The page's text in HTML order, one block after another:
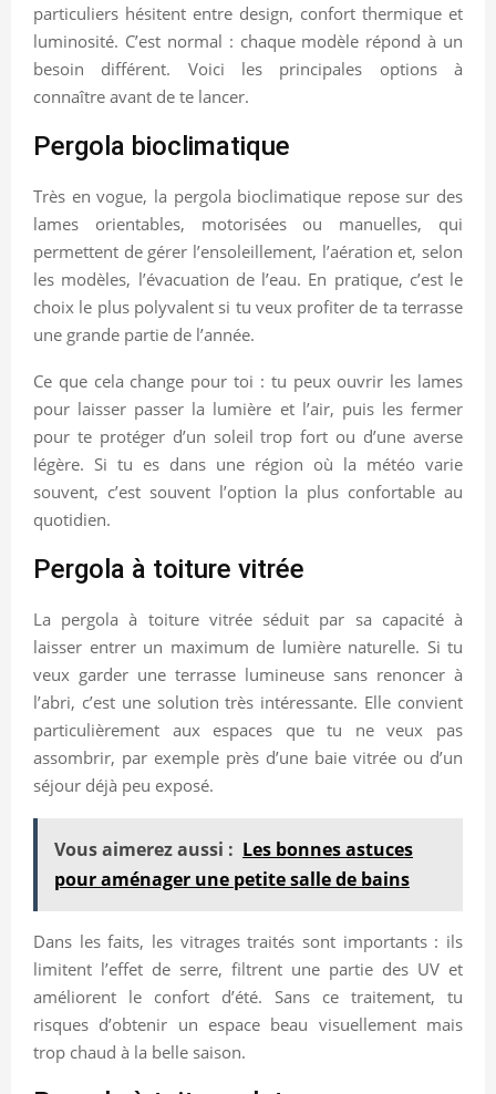
particuliers hésitent entre design, confort thermique et
luminosité. C’est normal : chaque modèle répond à un
besoin différent. Voici les principales options à
connaître avant de te lancer.
Pergola bioclimatique
Très en vogue, la pergola bioclimatique repose sur des
lames orientables, motorisées ou manuelles, qui
permettent de gérer l’ensoleillement, l’aération et, selon
les modèles, l’évacuation de l’eau. En pratique, c’est le
choix le plus polyvalent si tu veux profiter de ta terrasse
une grande partie de l’année.
Ce que cela change pour toi : tu peux ouvrir les lames
pour laisser passer la lumière et l’air, puis les fermer
pour te protéger d’un soleil trop fort ou d’une averse
légère. Si tu es dans une région où la météo varie
souvent, c’est souvent l’option la plus confortable au
quotidien.
Pergola à toiture vitrée
La pergola à toiture vitrée séduit par sa capacité à
laisser entrer un maximum de lumière naturelle. Si tu
veux garder une terrasse lumineuse sans renoncer à
l’abri, c’est une solution très intéressante. Elle convient
particulièrement aux espaces que tu ne veux pas
assombrir, par exemple près d’une baie vitrée ou d’un
séjour déjà peu exposé.
Vous aimerez aussi : Les bonnes astuces
pour aménager une petite salle de bains
Dans les faits, les vitrages traités sont importants : ils
limitent l’effet de serre, filtrent une partie des UV et
améliorent le confort d’été. Sans ce traitement, tu
risques d’obtenir un espace beau visuellement mais
trop chaud à la belle saison.